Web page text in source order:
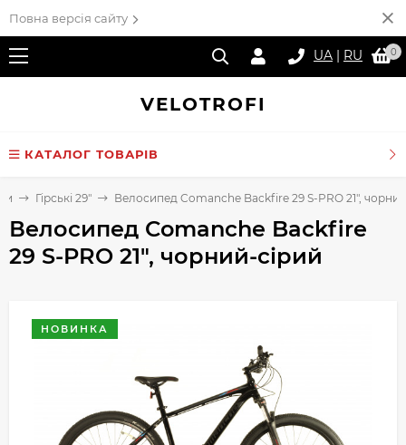
Повна версія сайту
UA | RU 0
VELOTROFI
КАТАЛОГ ТОВАРІВ
Гірські 29" Велосипед Comanche Backfire 29 S-PRO 21",
Велосипед Comanche Backfire
29 S-PRO 21", чорний-сірий
НОВИНКА